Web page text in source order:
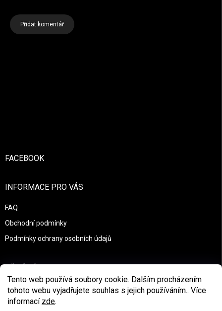
Tento web používá soubory cookie. Dalším procházením
tohoto webu vyjadřujete souhlas s jejich používáním.. Více
informací zde.
Přidat komentář
FACEBOOK
INFORMACE PRO VÁS
FAQ
Obchodní podmínky
Podmínky ochrany osobních údajů